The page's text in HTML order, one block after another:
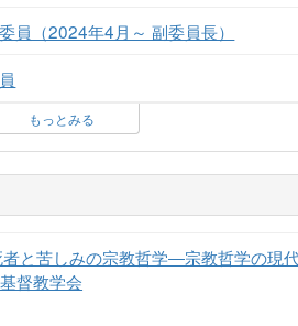
員（2024年4月～ 副委員長）
もっとみる
と苦しみの宗教哲学―宗教哲学の現
督教学会